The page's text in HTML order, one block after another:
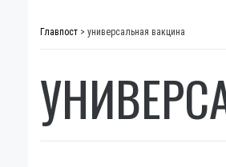
Главпост > универсальная вакцина